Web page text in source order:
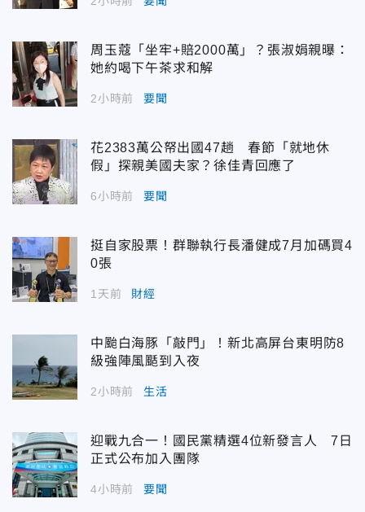
周玉蔻「坐牢+賠2000萬」？張淑娟親曝：
她約喝下午茶求和解
2小時前 要聞
花2383萬公帑出國47趟 春節「就地休
假」探親美國夫家？徐佳青回應了
6小時前 要聞
挺自家股票！群聯執行長潘健成7月加碼買4
0張
1天前 財經
中颱白海豚「敲門」！新北高屏台東明防8
級強陣風颳到入夜
2小時前 生活
迎戰九合一！國民黨精選4位新發言人 7日
正式公布加入團隊
4小時前 要聞